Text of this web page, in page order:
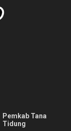
Pemkab Tana
Tidung